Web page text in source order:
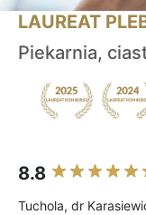
LAUREAT
Piekarnia,
8.8
Tuchola, dr